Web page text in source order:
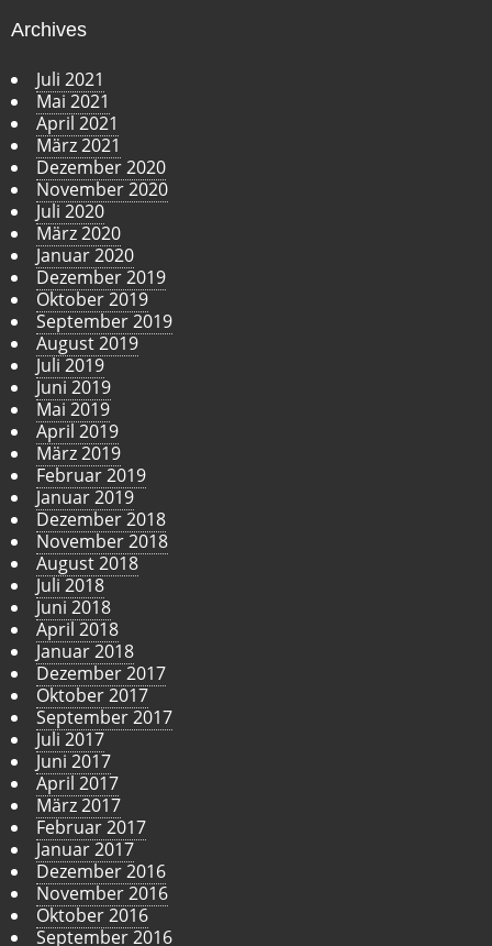
Archives
Juli 2021
Mai 2021
April 2021
März 2021
Dezember 2020
November 2020
Juli 2020
März 2020
Januar 2020
Dezember 2019
Oktober 2019
September 2019
August 2019
Juli 2019
Juni 2019
Mai 2019
April 2019
März 2019
Februar 2019
Januar 2019
Dezember 2018
November 2018
August 2018
Juli 2018
Juni 2018
April 2018
Januar 2018
Dezember 2017
Oktober 2017
September 2017
Juli 2017
Juni 2017
April 2017
März 2017
Februar 2017
Januar 2017
Dezember 2016
November 2016
Oktober 2016
September 2016